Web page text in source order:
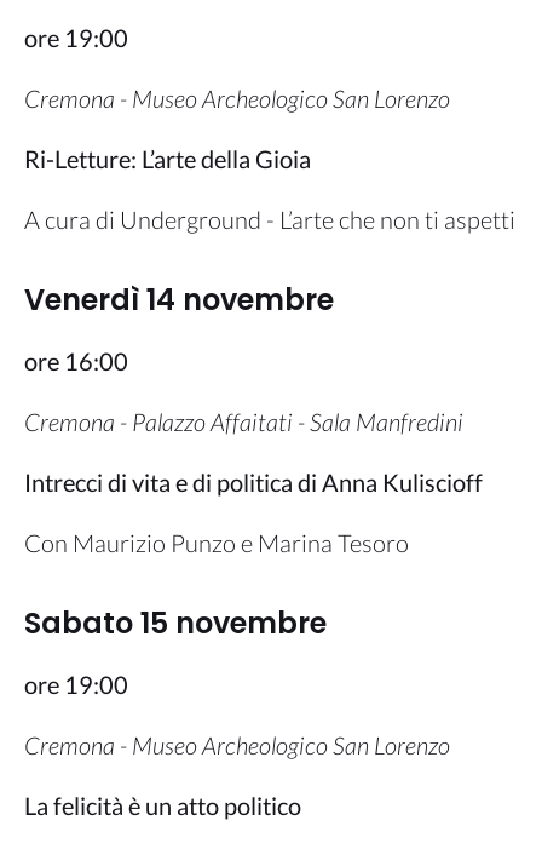
ore 19:00
Cremona - Museo Archeologico San Lorenzo
Ri-Letture: L’arte della Gioia
A cura di Underground - L’arte che non ti aspetti
Venerdì 14 novembre
ore 16:00
Cremona - Palazzo Affaitati - Sala Manfredini
Intrecci di vita e di politica di Anna Kuliscioff
Con Maurizio Punzo e Marina Tesoro
Sabato 15 novembre
ore 19:00
Cremona - Museo Archeologico San Lorenzo
La felicità è un atto politico